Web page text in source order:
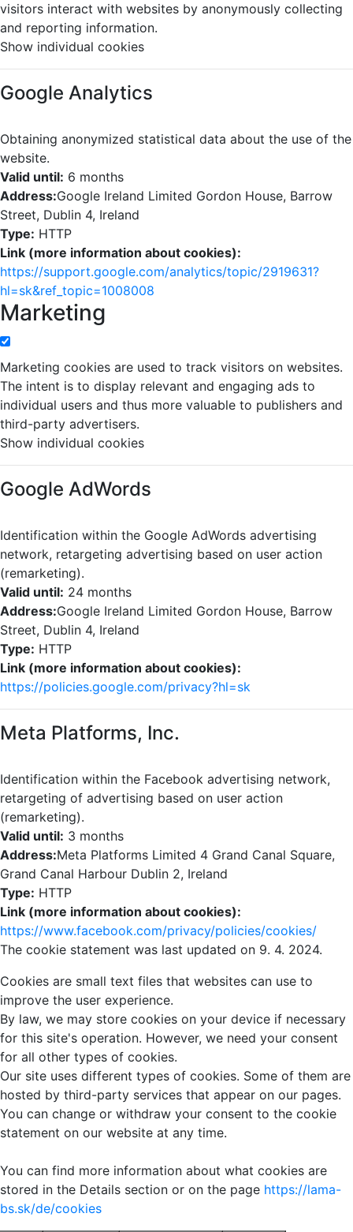
visitors interact with websites by anonymously collecting
and reporting information.
Show individual cookies
Google Analytics
Obtaining anonymized statistical data about the use of the
website.
Valid until: 6 months
Address:Google Ireland Limited Gordon House, Barrow
Street, Dublin 4, Ireland
Type: HTTP
Link (more information about cookies):
https://support.google.com/analytics/topic/2919631?
hl=sk&ref_topic=1008008
Marketing
Marketing cookies are used to track visitors on websites.
The intent is to display relevant and engaging ads to
individual users and thus more valuable to publishers and
third-party advertisers.
Show individual cookies
Google AdWords
Identification within the Google AdWords advertising
network, retargeting advertising based on user action
(remarketing).
Valid until: 24 months
Address:Google Ireland Limited Gordon House, Barrow
Street, Dublin 4, Ireland
Type: HTTP
Link (more information about cookies):
https://policies.google.com/privacy?hl=sk
Meta Platforms, Inc.
Identification within the Facebook advertising network,
retargeting of advertising based on user action
(remarketing).
Valid until: 3 months
Address:Meta Platforms Limited 4 Grand Canal Square,
Grand Canal Harbour Dublin 2, Ireland
Type: HTTP
Link (more information about cookies):
https://www.facebook.com/privacy/policies/cookies/
The cookie statement was last updated on 9. 4. 2024.
Cookies are small text files that websites can use to
improve the user experience.
By law, we may store cookies on your device if necessary
for this site's operation. However, we need your consent
for all other types of cookies.
Our site uses different types of cookies. Some of them are
hosted by third-party services that appear on our pages.
You can change or withdraw your consent to the cookie
statement on our website at any time.
You can find more information about what cookies are
stored in the Details section or on the page https://lama-
bs.sk/de/cookies